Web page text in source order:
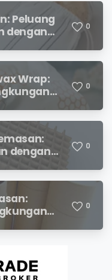
Peluang
dengan
0
Wrap:
0
dengan
0
0